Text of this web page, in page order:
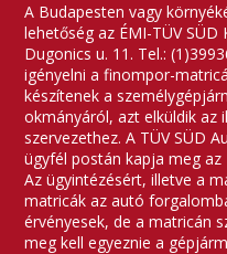
A Budapesten vagy
lehetőség az ÉMI-TÜV
Dugonics u. 11. Tel.:
igényelni a finompor-
készítenek a
okmányáról, azt elküldik az
szervezethez. A TÜV SÜD
ügyfél postán kapja meg az
Az ügyintézésért, illetve a
matricák az autó
érvényesek, de a matricán
meg kell egyeznie a